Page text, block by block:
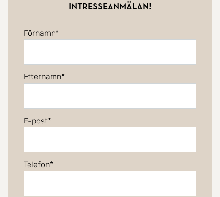
intresseanmälan!
Förnamn
Efternamn
E-post
Telefon